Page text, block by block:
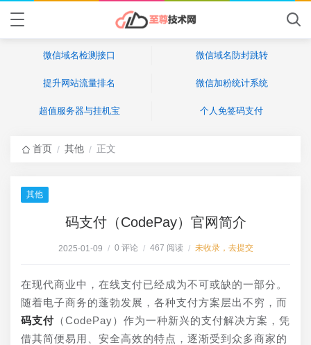
微信域名检测接口 微信域名防封跳转
提升网站流量排名 微信加粉统计系统
超值服务器与挂机宝 个人免签码支付
首页 / 其他 / 正文
其他
码支付（CodePay）官网简介
2025-01-09 / 0 评论 / 467 阅读 / 未收录，去提交
在现代商业中，在线支付已经成为不可或缺的一部分。
随着电子商务的蓬勃发展，各种支付方案层出不穷，而
码支付 （CodePay）作为一种新兴的支付解决方案，凭
借其简便易用、安全高效的特点，逐渐受到众多商家的